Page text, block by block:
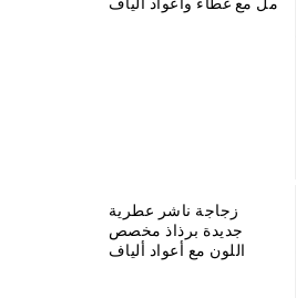
زجاجة ناشر عطرية
جديدة برذاذ مخصص
اللون مع أعواد ألياف